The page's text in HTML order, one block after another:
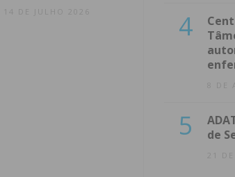
14 DE JULHO 2026 4
8 DE
5
de
21